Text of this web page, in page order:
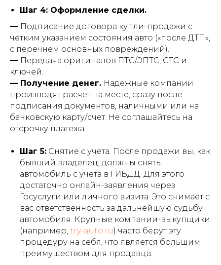
Шаг 4: Оформление сделки.
— Подписание договора купли-продажи с
четким указанием состояния авто («после ДТП»,
с перечнем основных повреждений).
— Передача оригиналов ПТС/ЭПТС, СТС и
ключей.
— Получение денег. Надежные компании
производят расчет на месте, сразу после
подписания документов, наличными или на
банковскую карту/счет. Не соглашайтесь на
отсрочку платежа.
Шаг 5: Снятие с учета. После продажи вы, как
бывший владелец, должны снять
автомобиль с учета в ГИБДД. Для этого
достаточно онлайн-заявления через
Госуслуги или личного визита. Это снимает с
вас ответственность за дальнейшую судьбу
автомобиля. Крупные компании-выкупщики
(например, try-auto.ru) часто берут эту
процедуру на себя, что является большим
преимуществом для продавца.